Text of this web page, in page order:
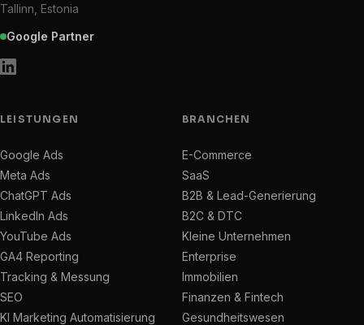
Tallinn, Estonia
Google Partner
LEISTUNGEN
Google Ads
Meta Ads
ChatGPT Ads
LinkedIn Ads
YouTube Ads
GA4 Reporting
Tracking & Messung
SEO
KI Marketing Automatisierung
BRANCHEN
E-Commerce
SaaS
B2B & Lead-Generierung
B2C & DTC
Kleine Unternehmen
Enterprise
Immobilien
Finanzen & Fintech
Gesundheitswesen